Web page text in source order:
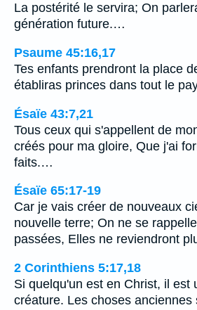
La postérité le servira; On
génération future.…
Psaume 45:16,17
Tes enfants prendront la place
établiras princes dans tout le
Ésaïe 43:7,21
Tous ceux qui s'appellent de
créés pour ma gloire, Que j'ai
faits.…
Ésaïe 65:17-19
Car je vais créer de nouveaux
nouvelle terre; On ne se
passées, Elles ne reviendront
2 Corinthiens 5:17,18
Si quelqu'un est en Christ, il est
créature. Les choses anciennes